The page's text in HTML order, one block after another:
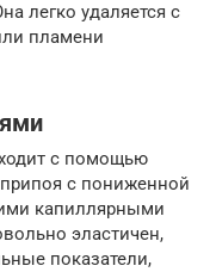
легко удаляется с
пламени
с помощью
с пониженной
капиллярными
эластичен,
показатели,